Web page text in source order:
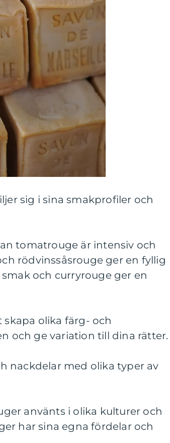
sig i sina smakprofiler och
tomatrouge är intensiv och
rödvinssåsrouge ger en fyllig
och curryrouge ger en
olika färg- och
och ge variation till dina rätter.
nackdelar med olika typer av
använts i olika kulturer och
har sina egna fördelar och